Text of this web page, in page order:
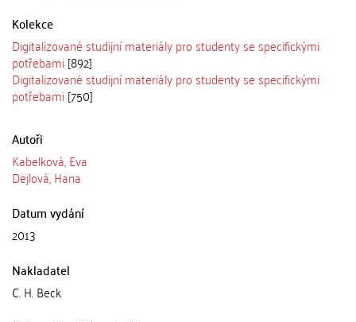
Kolekce
Digitalizované studijní materiály pro studenty se specifickými
potřebami[892]
Digitalizované studijní materiály pro studenty se specifickými
potřebami[750]
Autoři
Kabelková, Eva
Dejlová, Hana
Datum vydání
2013
Nakladatel
C. H. Beck